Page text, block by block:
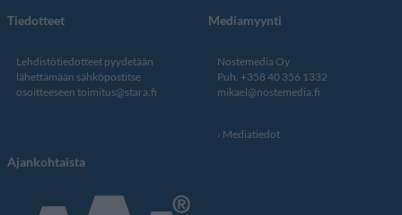
Tiedotteet
Lehdistötiedotteet pyydetään
lähettämään sähköpostitse
osoitteeseen toimitus@stara.fi
Mediamyynti
Nostemedia Oy
Puh. +358 40 356 1332
mikael@nostemedia.fi
Mediatiedot
Ajankohtaista